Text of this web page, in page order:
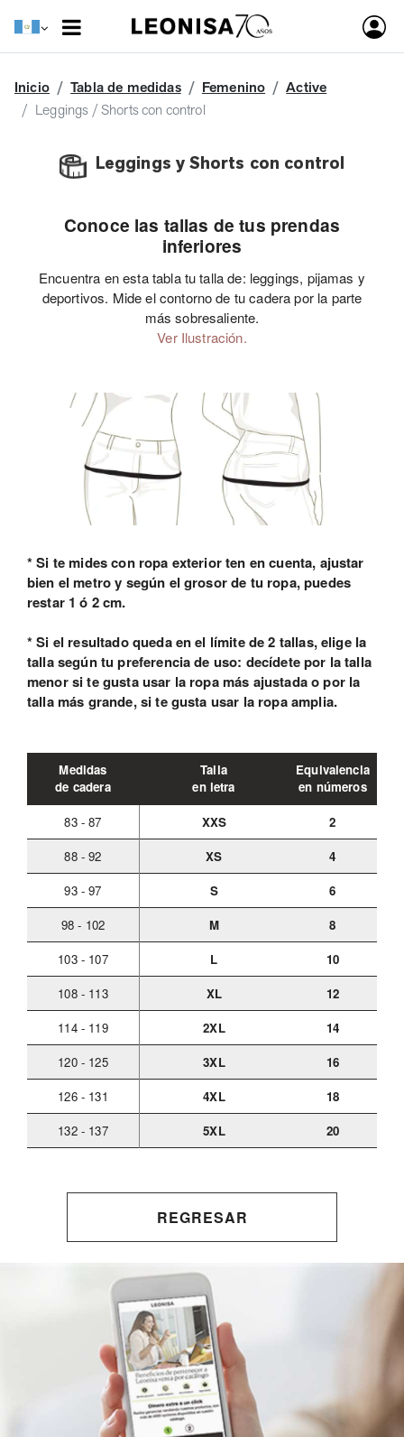
Inicio Tabla de medidas Femenino Active
Leggings / Shorts con control
Leggings y Shorts con control
Conoce las tallas de tus prendas
inferiores
Encuentra en esta tabla tu talla de: leggings, pijamas y
deportivos. Mide el contorno de tu cadera por la parte
más sobresaliente.
Ver Ilustración.
* Si te mides con ropa exterior ten en cuenta, ajustar
bien el metro y según el grosor de tu ropa, puedes
restar 1 ó 2 cm.
* Si el resultado queda en el límite de 2 tallas, elige la
talla según tu preferencia de uso: decídete por la talla
menor si te gusta usar la ropa más ajustada o por la
talla más grande, si te gusta usar la ropa amplia.
Medidas
de cadera
Talla
en letra
Equivalencia
en números
83 - 87 XXS
2
88 - 92
XS
4
93 - 97
S
6
98 - 102
M
8
103 - 107
L
10
108 - 113
XL
12
114 - 119
2XL
14
120 - 125
3XL
16
126 - 131
4XL
18
132 - 137
5XL 20
REGRESAR